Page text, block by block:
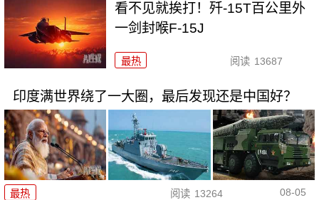
看不见就挨打！歼-15T百公里外
一剑封喉F-15J
最热 阅读 13687
印度满世界绕了一大圈，最后发现还是中国好？
最热 阅读 13264 08-05